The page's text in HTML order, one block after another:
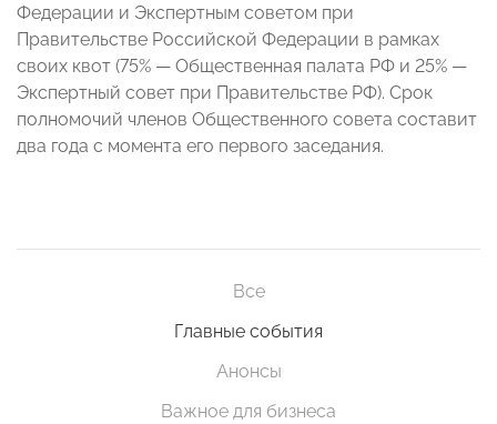
Федерации и Экспертным советом при
Правительстве Российской Федерации в рамках
своих квот (75% — Общественная палата РФ и 25% —
Экспертный совет при Правительстве РФ). Срок
полномочий членов Общественного совета составит
два года с момента его первого заседания.
Все
Главные события
Анонсы
Важное для бизнеса